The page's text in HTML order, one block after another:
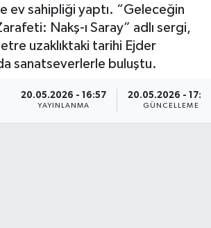
ev sahipliği yaptı. “Geleceğin
Nakş-ı Saray” adlı sergi,
uzaklıktaki tarihi Ejder
sanatseverlerle buluştu.
20.05.2026 - 16:57
YAYINLANMA
20.05.2026 -
GÜNCELLEME